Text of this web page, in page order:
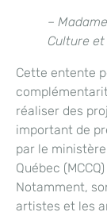
–
Culture
Cette entente
réaliser des
important de
par le
Québec
Notamment,
artistes et les